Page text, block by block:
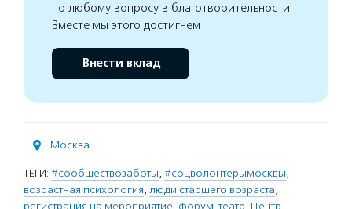
по любому вопросу в благотворительности.
Вместе мы этого достигнем
Внести вклад
Москва
ТЕГИ: #сообществозаботы, #соцволонтерымосквы,
возрастная психология, люди старшего возраста,
регистрация на мероприятие, форум-театр, Центр